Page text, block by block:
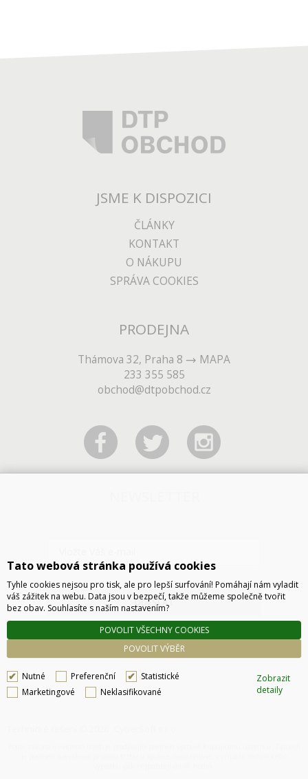
JSME K DISPOZICI
ČLÁNKY
KONTAKT
O NÁKUPU
SPRÁVA COOKIES
PRODEJNA
Thámova 32, Praha 8
MAPA
233 355 585
obchod@dtpobchod.cz
ODESLAT
Tato webová stránka používá cookies
Tyhle cookies nejsou pro tisk, ale pro lepší surfování! Pomáhají nám vyladit
váš zážitek na webu. Data jsou v bezpečí, takže můžeme společně tvořit
bez obav. Souhlasíte s naším nastavením?
POVOLIT VÝBĚR
POVOLIT VŠECHNY COOKIES
Nutné Preferenční
Statistické
Marketingové
Neklasifikované
Zobrazit
detaily